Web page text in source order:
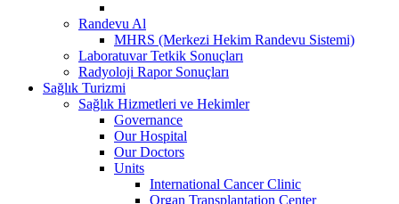
Randevu Al
MHRS (Merkezi Hekim Randevu Sistemi)
Laboratuvar Tetkik Sonuçları
Radyoloji Rapor Sonuçları
Sağlık Turizmi
Sağlık Hizmetleri ve Hekimler
Governance
Our Hospital
Our Doctors
Units
International Cancer Clinic
Organ Transplantation Center